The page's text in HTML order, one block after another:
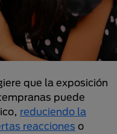
que la exposición
puede
reduciendo la
reacciones o